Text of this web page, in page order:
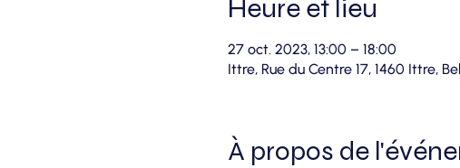
Heure et lieu
27 oct. 2023, 13:00 – 18:00
Ittre, Rue du Centre 17, 1460 Ittre,
À propos de